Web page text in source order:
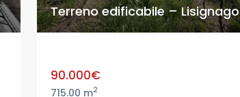
Terreno edificabile – Lisignago
90.000€
715.00 m2